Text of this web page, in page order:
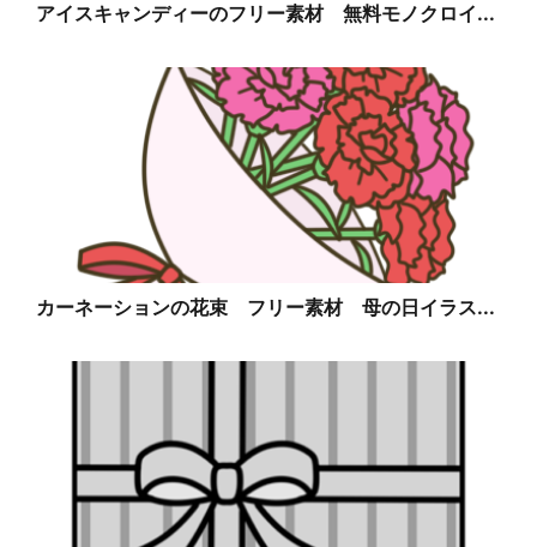
アイスキャンディーのフリー素材 無料モノクロイ...
カーネーションの花束 フリー素材 母の日イラス...